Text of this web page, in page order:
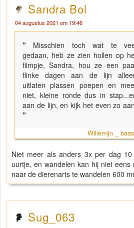
Sandra Bol
04 augustus 2021 om 19:46
" Misschien toch wat te
gedaan, heb ze zien hollen op
filmpje, Sandra, hou ze een
flinke dagen aan de lijn
uitlaten plassen poepen en
niet, kleine ronde dus in
aan de lijn, en kijk het even zo
"
Willemijn _
Niet meer als anders 3x per dag
uurtje, en wandelen kan hij niet eens
naar de dierenarts te wandelen 600
Sug_063